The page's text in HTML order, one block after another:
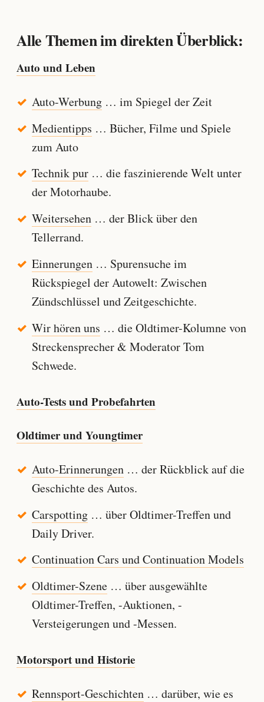
Alle Themen im direkten Überblick:
Auto und Leben
Auto-Werbung… im Spiegel der Zeit
Medientipps … Bücher, Filme und Spiele
zum Auto
Technik pur… die faszinierende Welt unter
der Motorhaube.
Weitersehen… der Blick über den
Tellerrand.
Einnerungen… Spurensuche im
Rückspiegel der Autowelt: Zwischen
Zündschlüssel und Zeitgeschichte.
Wir hören uns … die Oldtimer-Kolumne von
Streckensprecher & Moderator Tom
Schwede.
Auto-Tests und Probefahrten
Oldtimer und Youngtimer
Auto-Erinnerungen… der Rückblick auf die
Geschichte des Autos.
Carspotting… über Oldtimer-Treffen und
Daily Driver.
Continuation Cars und Continuation Models
Oldtimer-Szene… über ausgewählte
Oldtimer-Treffen, -Auktionen, -
Versteigerungen und -Messen.
Motorsport und Historie
Rennsport-Geschichten… darüber, wie es